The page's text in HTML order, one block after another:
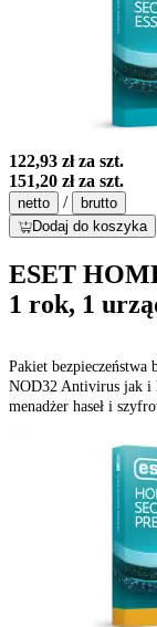
122,93 złza szt.
151,20 złza szt.
netto /
brutto
Dodaj do koszyka
ESET
1 rok, 1
Pakiet bezpieczeństwa
NOD32 Antivirus jak i
menadżer haseł i